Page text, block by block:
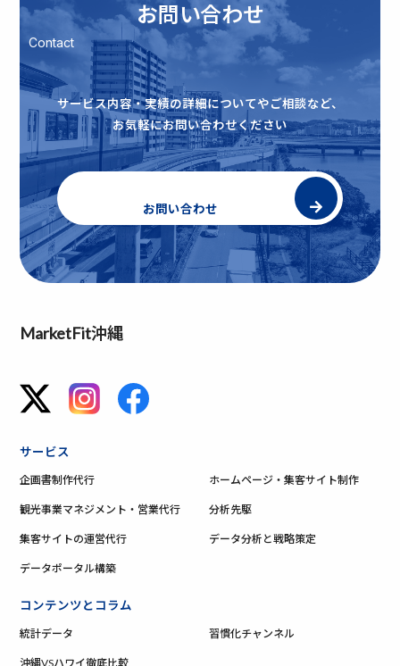
お問い合わせ
Contact
サービス内容・実績の詳細についてやご相談など、
お気軽にお問い合わせください
お問い合わせ
MarketFit沖縄
サービス
企画書制作代行 ホームページ・集客サイト制作
観光事業マネジメント・営業代行 分析先駆
集客サイトの運営代行 データ分析と戦略策定
データポータル構築
コンテンツとコラム
統計データ 習慣化チャンネル
沖縄VSハワイ徹底比較